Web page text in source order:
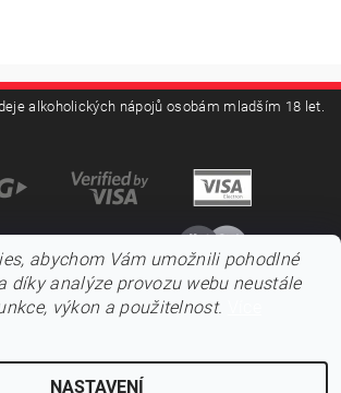
alkoholických nápojů osobám mladším 18 let.
abychom Vám umožnili pohodlné
díky analýze provozu webu neustále
výkon a použitelnost.
NASTAVENÍ